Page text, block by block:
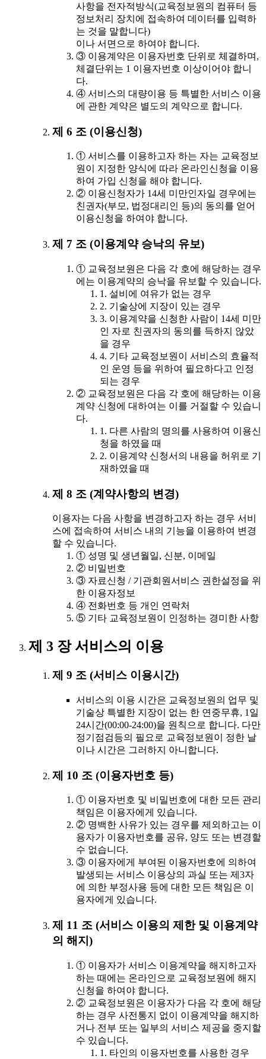
사항을 전자적방식(교육정보원의 컴퓨터 등
정보처리 장치에 접속하여 데이터를 입력하
는 것을 말합니다)
이나 서면으로 하여야 합니다.
③ 이용계약은 이용자번호 단위로 체결하며,
체결단위는 1 이용자번호 이상이어야 합니
다.
④ 서비스의 대량이용 등 특별한 서비스 이용
에 관한 계약은 별도의 계약으로 합니다.
제 6 조 (이용신청)
① 서비스를 이용하고자 하는 자는 교육정보
원이 지정한 양식에 따라 온라인신청을 이용
하여 가입 신청을 해야 합니다.
② 이용신청자가 14세 미만인자일 경우에는
친권자(부모, 법정대리인 등)의 동의를 얻어
이용신청을 하여야 합니다.
제 7 조 (이용계약 승낙의 유보)
① 교육정보원은 다음 각 호에 해당하는 경우
에는 이용계약의 승낙을 유보할 수 있습니다.
1. 설비에 여유가 없는 경우
2. 기술상에 지장이 있는 경우
3. 이용계약을 신청한 사람이 14세 미만
인 자로 친권자의 동의를 득하지 않았
을 경우
4. 기타 교육정보원이 서비스의 효율적
인 운영 등을 위하여 필요하다고 인정
되는 경우
② 교육정보원은 다음 각 호에 해당하는 이용
계약 신청에 대하여는 이를 거절할 수 있습니
다.
1. 다른 사람의 명의를 사용하여 이용신
청을 하였을 때
2. 이용계약 신청서의 내용을 허위로 기
재하였을 때
제 8 조 (계약사항의 변경)
이용자는 다음 사항을 변경하고자 하는 경우 서비
스에 접속하여 서비스 내의 기능을 이용하여 변경
할 수 있습니다.
① 성명 및 생년월일, 신분, 이메일
② 비밀번호
③ 자료신청 / 기관회원서비스 권한설정을 위
한 이용자정보
④ 전화번호 등 개인 연락처
⑤ 기타 교육정보원이 인정하는 경미한 사항
제 3 장 서비스의 이용
제 9 조 (서비스 이용시간)
서비스의 이용 시간은 교육정보원의 업무 및
기술상 특별한 지장이 없는 한 연중무휴, 1일
24시간(00:00-24:00)을 원칙으로 합니다. 다만
정기점검등의 필요로 교육정보원이 정한 날
이나 시간은 그러하지 아니합니다.
제 10 조 (이용자번호 등)
① 이용자번호 및 비밀번호에 대한 모든 관리
책임은 이용자에게 있습니다.
② 명백한 사유가 있는 경우를 제외하고는 이
용자가 이용자번호를 공유, 양도 또는 변경할
수 없습니다.
③ 이용자에게 부여된 이용자번호에 의하여
발생되는 서비스 이용상의 과실 또는 제3자
에 의한 부정사용 등에 대한 모든 책임은 이
용자에게 있습니다.
제 11 조 (서비스 이용의 제한 및 이용계약
의 해지)
① 이용자가 서비스 이용계약을 해지하고자
하는 때에는 온라인으로 교육정보원에 해지
신청을 하여야 합니다.
② 교육정보원은 이용자가 다음 각 호에 해당
하는 경우 사전통지 없이 이용계약을 해지하
거나 전부 또는 일부의 서비스 제공을 중지할
수 있습니다.
1. 타인의 이용자번호를 사용한 경우